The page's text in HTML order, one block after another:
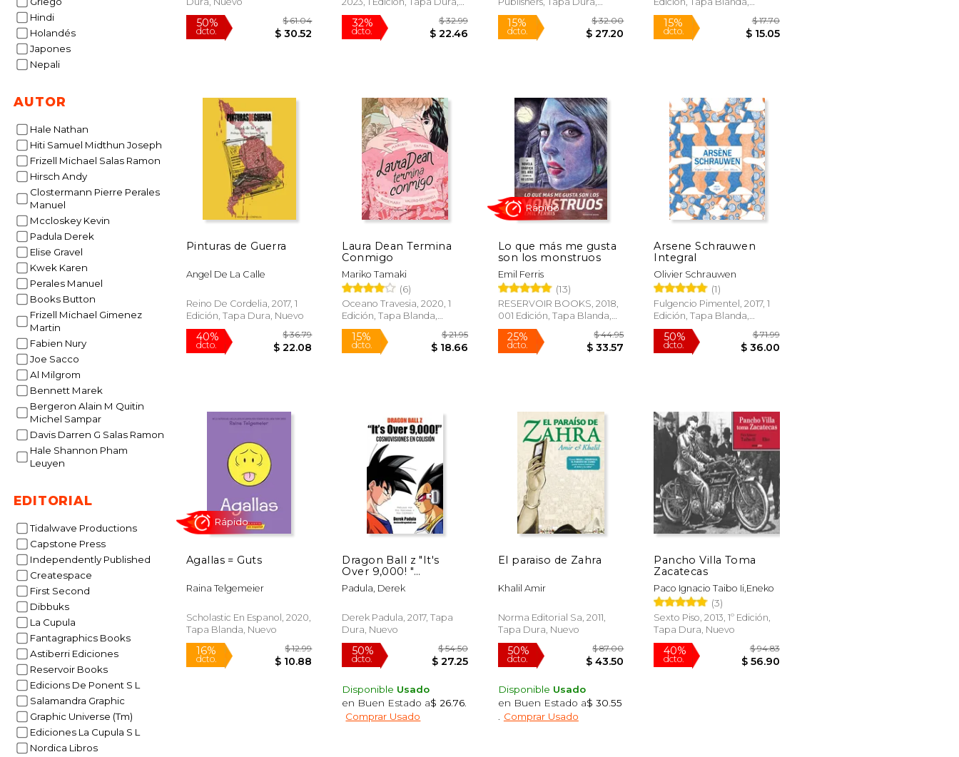
Hindi
Holandés
Japones
Nepali
AUTOR
Hale Nathan
Hiti Samuel Midthun Joseph
Frizell Michael Salas Ramon
Hirsch Andy
Clostermann Pierre Perales
Manuel
Mccloskey Kevin
Padula Derek
Elise Gravel
Kwek Karen
Perales Manuel
Books Button
Frizell Michael Gimenez
Martin
Fabien Nury
Joe Sacco
Al Milgrom
Bennett Marek
Bergeron Alain M Quitin
Michel Sampar
Davis Darren G Salas Ramon
Hale Shannon Pham
Leuyen
EDITORIAL
Tidalwave Productions
Capstone Press
Independently Published
Createspace
First Second
Dibbuks
La Cupula
Fantagraphics Books
Astiberri Ediciones
Reservoir Books
Edicions De Ponent S L
Salamandra Graphic
Graphic Universe (Tm)
Ediciones La Cupula S L
Nordica Libros
50%
dcto.
Nuevo
32%
dcto.
$ 32.99
$ 22.46
Nuevo
15%
dcto.
$ 32.00
$ 27.20
Nuevo
15%
dcto.
Pinturas de Guerra
Angel De La Calle
Reino De Cordelia, 2017, 1
Edición, Tapa Dura, Nuevo
40%
dcto.
Laura Dean Termina
Conmigo
Mariko Tamaki
(6)
Oceano Travesia, 2020, 1
Edición, Tapa Blanda,
Nuevo
15%
dcto.
Lo que más me gusta
son los monstruos
Emil Ferris
(13)
RESERVOIR BOOKS, 2018,
001 Edición, Tapa Blanda,
Nuevo
25%
dcto.
$ 44.95
$ 33.57
Rápido
Arsene Schrauwen
Integral
Olivier Schrauwen
(1)
Fulgencio Pimentel, 2017, 1
Edición, Tapa Blanda,
Nuevo
50%
dcto.
Agallas = Guts
Raina Telgemeier
Scholastic En Espanol, 2020,
Tapa Blanda, Nuevo
Dragon Ball z "It's
Over 9,000! "
Cosmovisiones en
Colisión
Padula, Derek
Derek Padula, 2017, Tapa
Dura, Nuevo
Disponible Usado
en Buen Estado a$ 26.76
Comprar Usado
El paraiso de Zahra
Khalil Amir
Norma Editorial Sa, 2011,
Tapa Dura, Nuevo
Disponible Usado
en Buen Estado a$ 30.55
Comprar Usado
Pancho Villa Toma
Zacatecas
Paco Ignacio Taibo Ii,Eneko
(3)
Sexto Piso, 2013, 1º Edición,
Tapa Dura, Nuevo